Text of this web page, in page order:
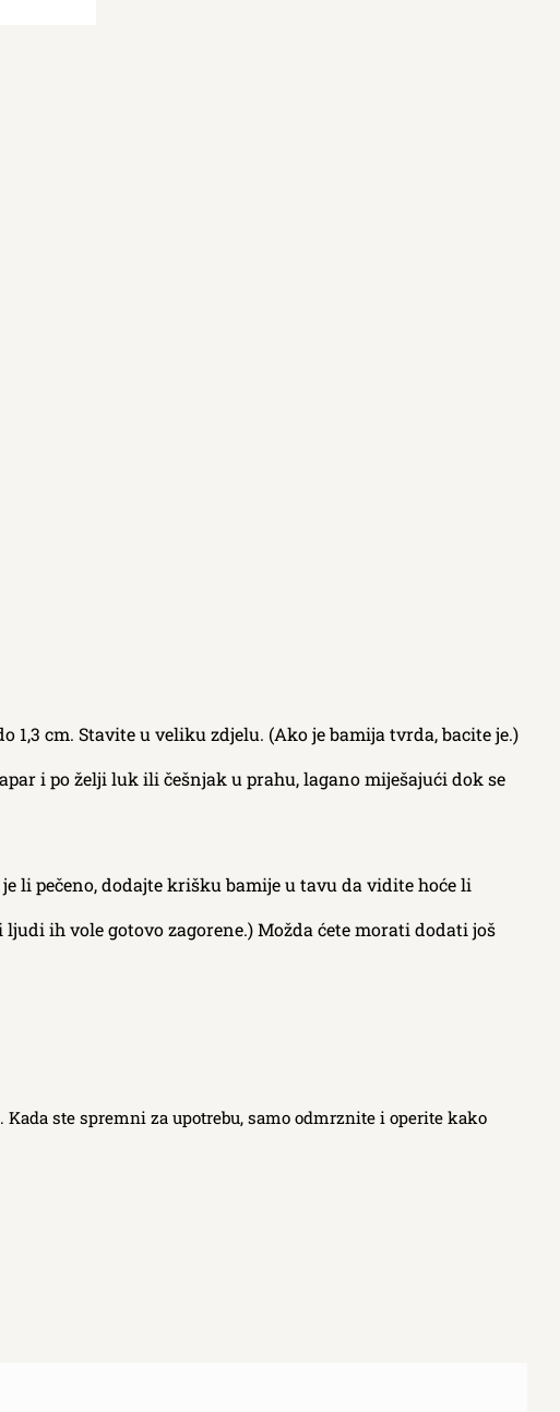
cm. Stavite u veliku zdjelu. (Ako je bamija tvrda, bacite je.)
i po želji luk ili češnjak u prahu, lagano miješajući dok se
li pečeno, dodajte krišku bamije u tavu da vidite hoće li
ih vole gotovo zagorene.) Možda ćete morati dodati još
ste spremni za upotrebu, samo odmrznite i operite kako